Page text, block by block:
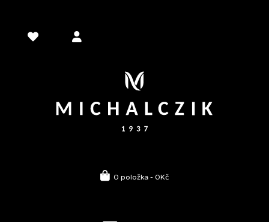
0 položka - 0Kč